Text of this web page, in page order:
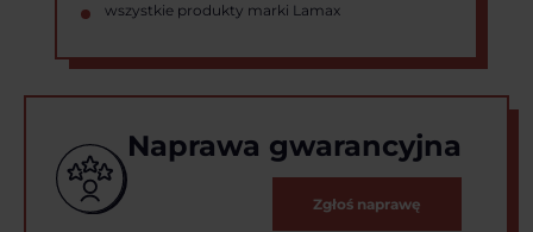
wszystkie produkty marki Lamax
Naprawa gwarancyjna
Zgłoś naprawę